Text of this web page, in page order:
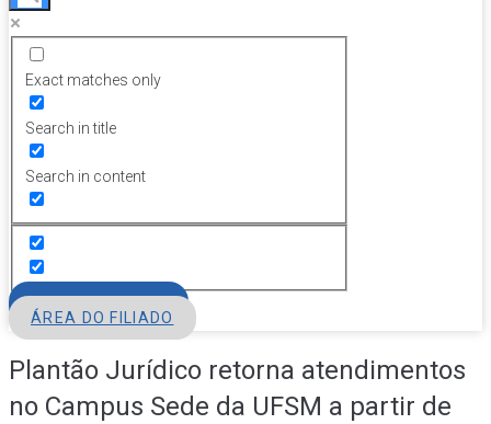
Exact matches only
Search in title
Search in content
ÁREA DO FILIADO
Plantão Jurídico retorna atendimentos
no Campus Sede da UFSM a partir de